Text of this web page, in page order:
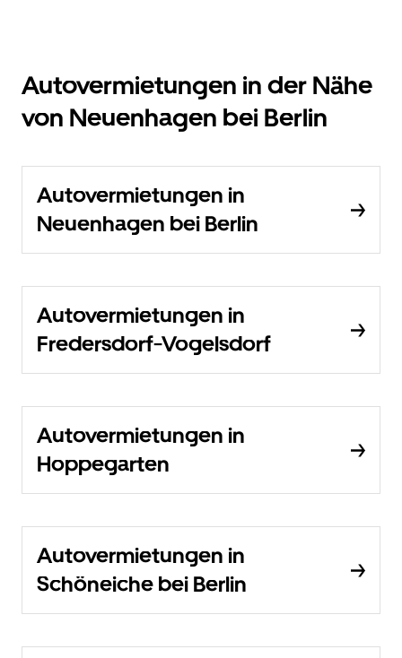
Autovermietungen in der Nähe
von Neuenhagen bei Berlin
Autovermietungen in
Neuenhagen bei Berlin
Autovermietungen in
Fredersdorf-Vogelsdorf
Autovermietungen in
Hoppegarten
Autovermietungen in
Schöneiche bei Berlin